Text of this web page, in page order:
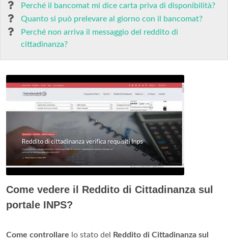
Perché il bancomat mi dice carta priva di disponibilità?
Quanto si può prelevare al giorno con il bancomat?
Perché non arriva il messaggio del reddito di
cittadinanza?
Come vedere il Reddito di Cittadinanza sul
portale INPS?
Come controllare lo stato del
Reddito di Cittadinanza sul